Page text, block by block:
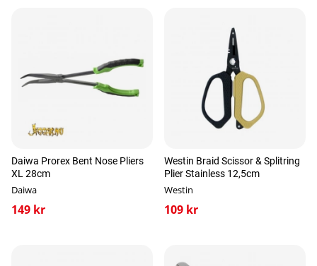
Daiwa Prorex Bent Nose Pliers
XL 28cm
Daiwa
149 kr
Westin Braid Scissor & Splitring
Plier Stainless 12,5cm
Westin
109 kr